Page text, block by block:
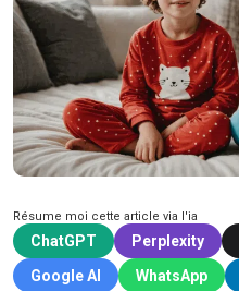
Résume moi cette article via l'ia
ChatGPT Perplexity
Google AI
WhatsApp